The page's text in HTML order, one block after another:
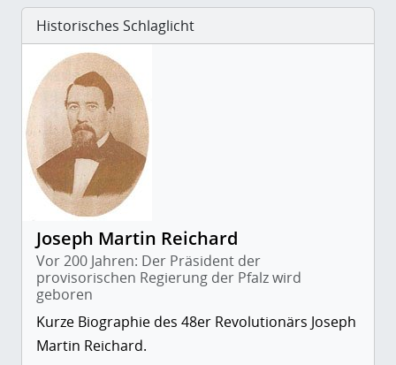
Historisches Schlaglicht
Joseph Martin Reichard
Vor 200 Jahren: Der Präsident der
provisorischen Regierung der Pfalz wird
geboren
Kurze Biographie des 48er Revolutionärs Joseph
Martin Reichard.